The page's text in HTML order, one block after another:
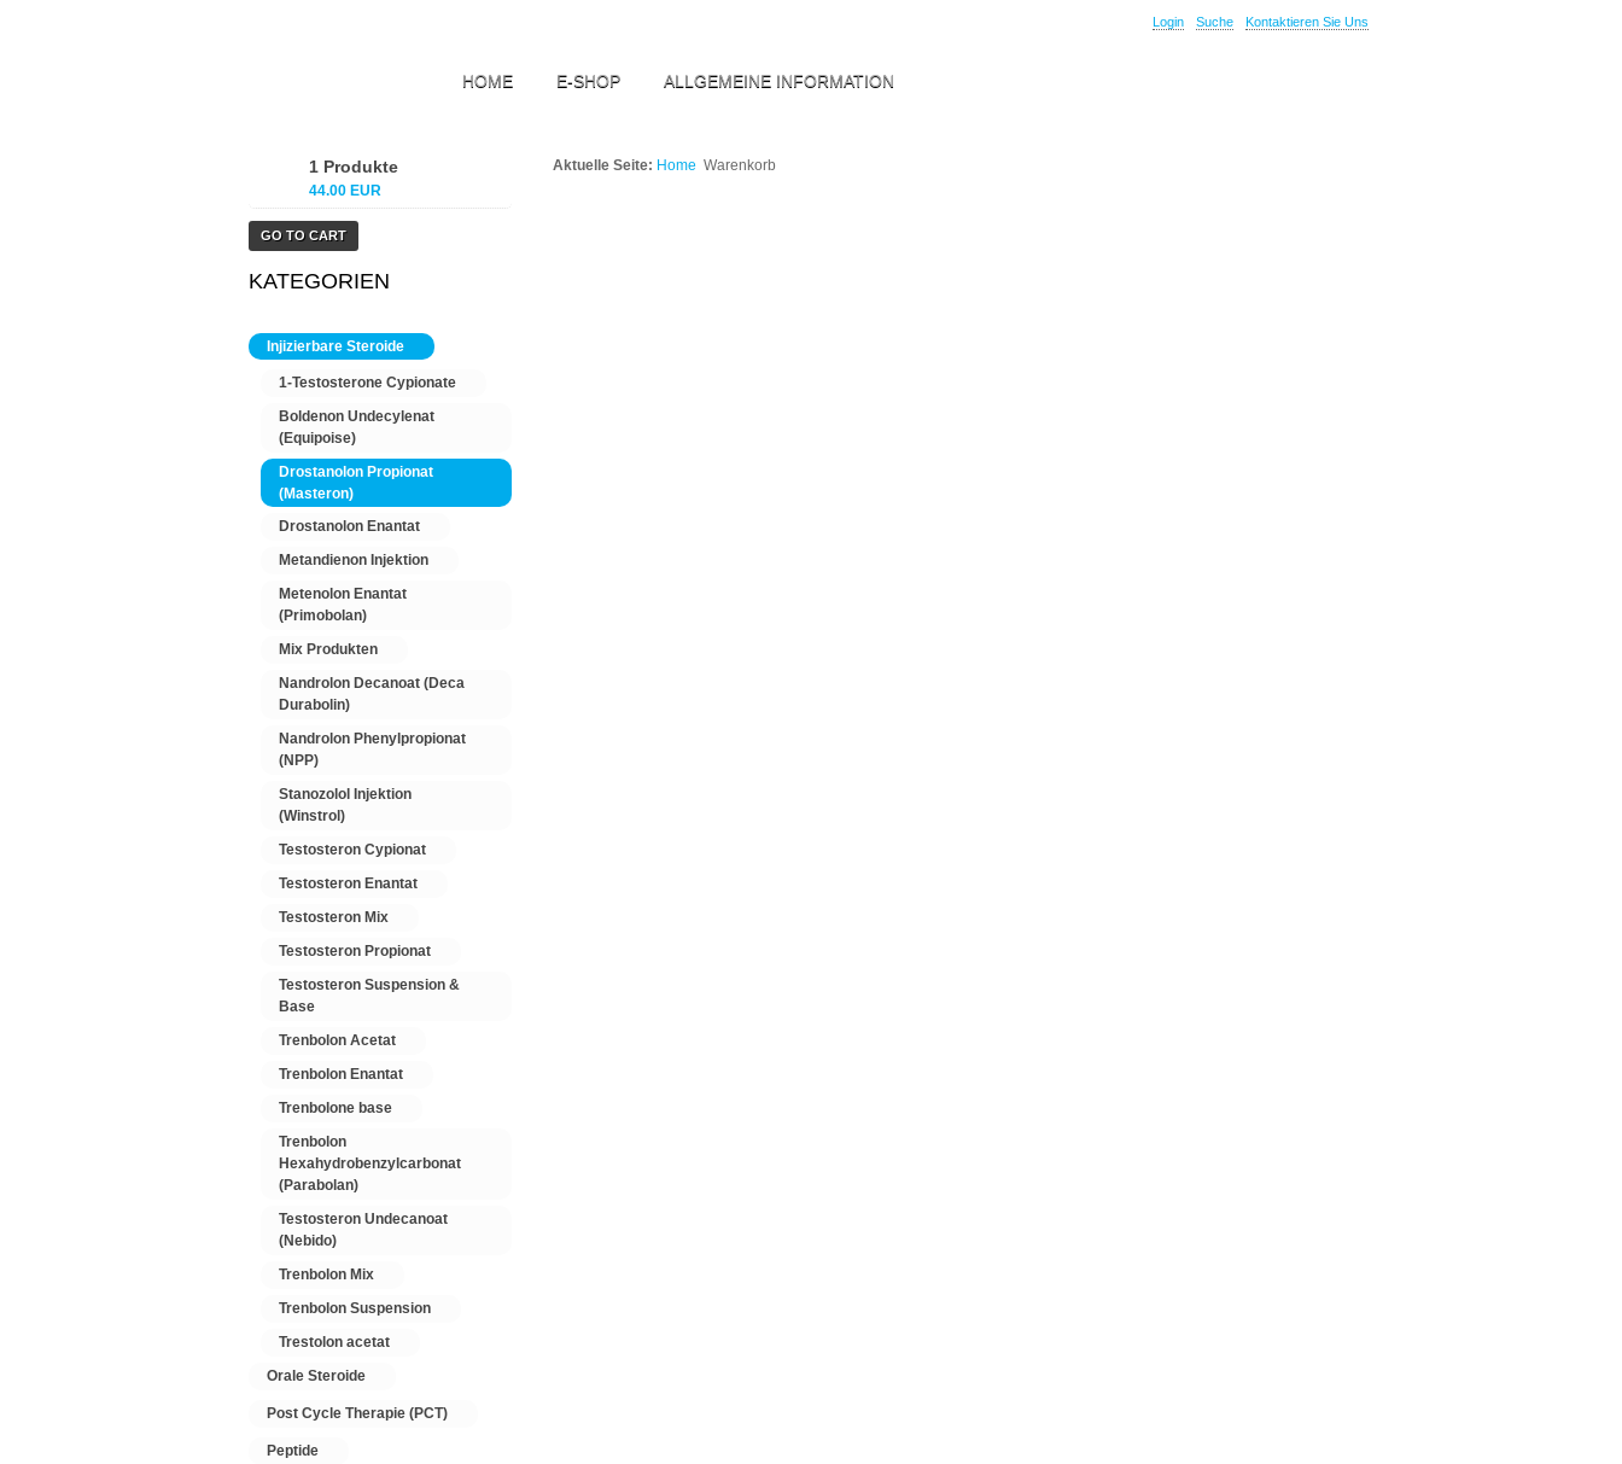
Login Suche Kontaktieren Sie Uns
HOME E-SHOP ALLGEMEINE INFORMATION
Aktuelle Seite: Home Warenkorb
1 Produkte
44.00 EUR
GO TO CART
KATEGORIEN
Injizierbare Steroide
1-Testosterone Cypionate
Boldenon Undecylenat
(Equipoise)
Drostanolon Propionat
(Masteron)
Drostanolon Enantat
Metandienon Injektion
Metenolon Enantat
(Primobolan)
Mix Produkten
Nandrolon Decanoat (Deca
Durabolin)
Nandrolon Phenylpropionat
(NPP)
Stanozolol Injektion
(Winstrol)
Testosteron Cypionat
Testosteron Enantat
Testosteron Mix
Testosteron Propionat
Testosteron Suspension &
Base
Trenbolon Acetat
Trenbolon Enantat
Trenbolone base
Trenbolon
Hexahydrobenzylcarbonat
(Parabolan)
Testosteron Undecanoat
(Nebido)
Trenbolon Mix
Trenbolon Suspension
Trestolon acetat
Orale Steroide
Post Cycle Therapie (PCT)
Peptide